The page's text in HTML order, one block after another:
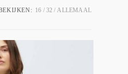
16 32 ALLEMAAL